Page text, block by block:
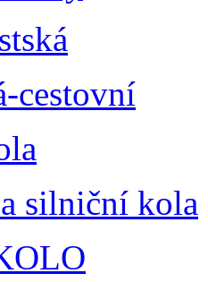
cestovní
silniční kola